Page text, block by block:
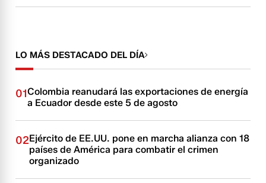
LO MÁS DESTACADO DEL DÍA
01Colombia reanudará las exportaciones de energía
a Ecuador desde este 5 de agosto
02Ejército de EE.UU. pone en marcha alianza con 18
países de América para combatir el crimen
organizado